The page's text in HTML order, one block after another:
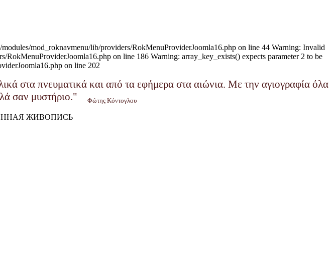
mod_roknavmenu/lib/providers/RokMenuProviderJoomla16.php on line 44 Warning: Invalid
on line 186 Warning: array_key_exists() expects parameter 2 to be
on line 202
στα πνευματικά και από τα εφήμερα στα αιώνια. Με την αγιογραφία όλα
σαν μυστήριο."
Φώτης Κόντογλου
ЖИВОПИСЬ